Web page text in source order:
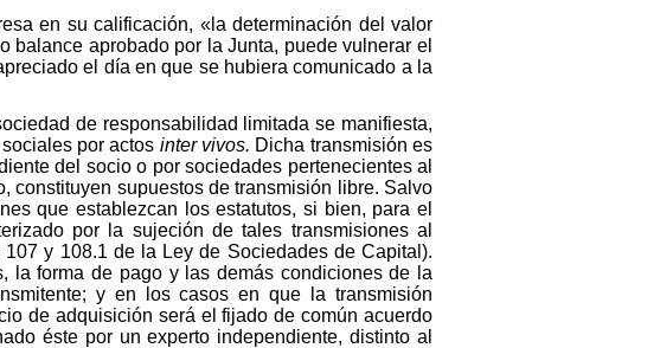
en su calificación, «la determinación del valor
aprobado por la Junta, puede vulnerar el
el día en que se hubiera comunicado a la
de responsabilidad limitada se manifiesta,
por actos inter vivos. Dicha transmisión es
del socio o por sociedades pertenecientes al
constituyen supuestos de transmisión libre. Salvo
que establezcan los estatutos, si bien, para el
por la sujeción de tales transmisiones al
107 y 108.1 de la Ley de Sociedades de Capital).
la forma de pago y las demás condiciones de la
y en los casos en que la transmisión
de adquisición será el fijado de común acuerdo
éste por un experto independiente, distinto al